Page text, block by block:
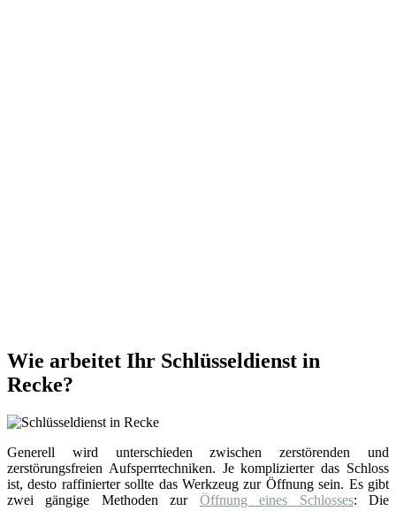
Wie arbeitet Ihr Schlüsseldienst in
Recke?
Generell wird unterschieden zwischen zerstörenden und
zerstörungsfreien Aufsperrtechniken. Je komplizierter das Schloss
ist, desto raffinierter sollte das Werkzeug zur Öffnung sein. Es gibt
zwei gängige Methoden zur Öffnung eines Schlosses: Die